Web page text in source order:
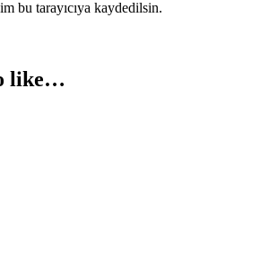
bu tarayıcıya kaydedilsin.
like…